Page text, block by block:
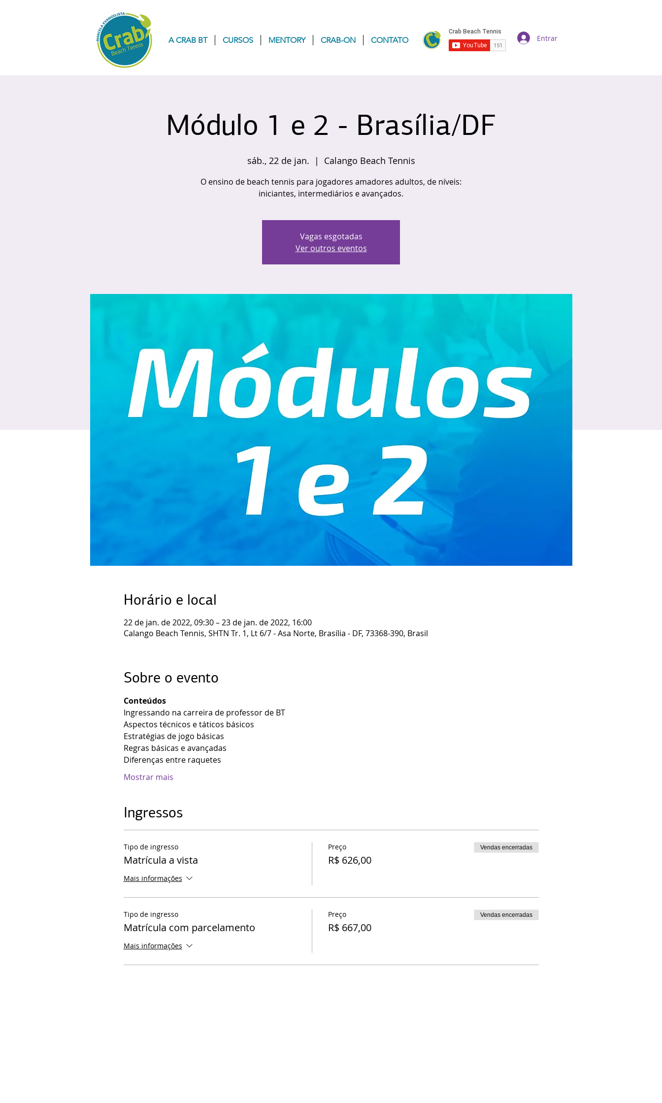
A CRAB BT CURSOS MENTORY CRAB-ON CONTATO Entrar
Módulo 1 e 2 - Brasília/DF
sáb., 22 de jan.
  |
Calango Beach Tennis
O ensino de beach tennis para jogadores amadores adultos, de níveis:
iniciantes, intermediários e avançados.
Vagas esgotadas
Ver outros eventos
Horário e local
22 de jan. de 2022, 09:30 – 23 de jan. de 2022, 16:00
Calango Beach Tennis, SHTN Tr. 1, Lt 6/7 - Asa Norte, Brasília - DF, 73368-390, Brasil
Sobre o evento
Conteúdos
Ingressando na carreira de professor de BT
Aspectos técnicos e táticos básicos
Estratégias de jogo básicas
Regras básicas e avançadas
Diferenças entre raquetes
Mostrar mais
Ingressos
Tipo de ingresso
Matrícula a vista
Mais informações
Preço
R$ 626,00
Vendas encerradas
Tipo de ingresso
Matrícula com parcelamento
Mais informações
Preço
R$ 667,00
Vendas encerradas